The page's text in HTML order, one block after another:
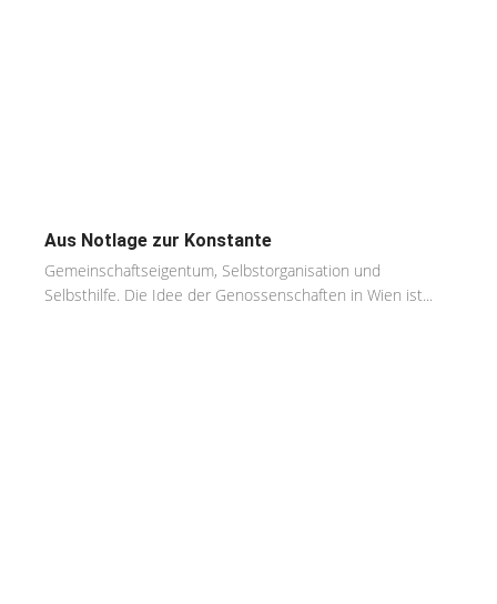
Aus Notlage zur Konstante
Gemeinschaftseigentum, Selbstorganisation und
Selbsthilfe. Die Idee der Genossenschaften in Wien ist...